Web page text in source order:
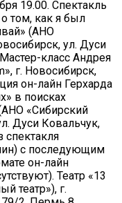
19.00. Спектакль
том, как я был
(АНО
ул. Дуси
класс Андрея
г. Новосибирск,
он-лайн Герхарда
в поисках
«Сибирский
Дуси Ковальчук,
спектакля
с последующим
он-лайн
Театр «13
театр»), г.